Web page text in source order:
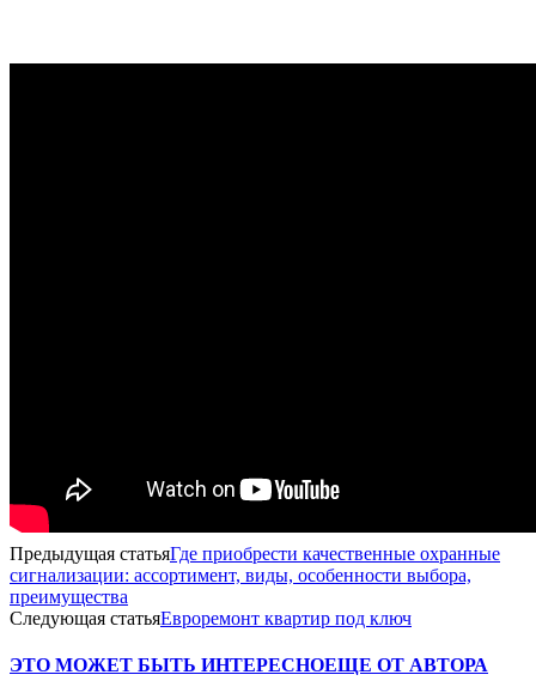
Предыдущая статьяГде приобрести качественные охранные
сигнализации: ассортимент, виды, особенности выбора,
преимущества
Следующая статьяЕвроремонт квартир под ключ
ЭТО МОЖЕТ БЫТЬ ИНТЕРЕСНОЕЩЕ ОТ АВТОРА